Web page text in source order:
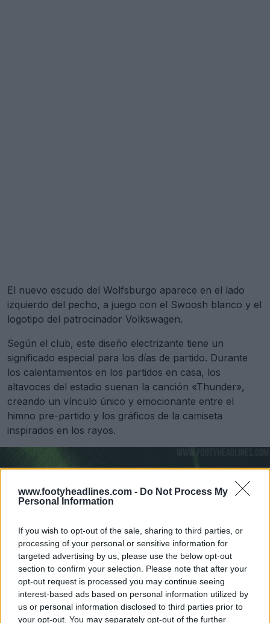
www.footyheadlines.com - Do Not Process My
Personal Information
If you wish to opt-out of the sale, sharing to third parties, or
processing of your personal or sensitive information for
targeted advertising by us, please use the below opt-out
section to confirm your selection. Please note that after your
opt-out request is processed you may continue seeing
interest-based ads based on personal information utilized by
us or personal information disclosed to third parties prior to
your opt-out. You may separately opt-out of the further
El nuevo escudo del Wolfsburgo aparece en el lado
izquierdo del pecho, a juego con el Swoosh blanco y el
logotipo del patrocinador Volkswagen.
Según el club, este diseño electrizante tiene un
significado especial para los días de partido. Durante
los calentamientos en los partidos en casa, los
altavoces del estadio suenan la canción «Thunder»,
creando un vínculo único y emocionante entre el
himno pre-partido y los gráficos de la camiseta
inspirados en los rayos.